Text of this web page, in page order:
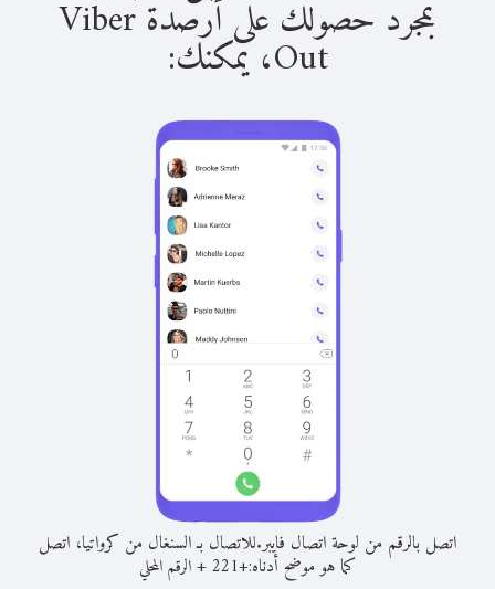
بمجرد حصولك على أرصدة Viber
Out، يمكنك:
اتصل بالرقم من لوحة اتصال فايبر.للاتصال بـ السنغال من كرواتيا، اتصل
كما هو موضح أدناه:+
221
+الرقم المحلي